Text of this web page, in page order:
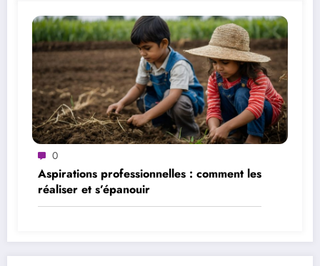
0
Aspirations professionnelles : comment les
réaliser et s’épanouir